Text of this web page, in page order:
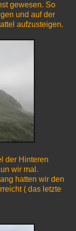
gewesen. So
und auf der
aufzusteigen.
der Hinteren
wir mal.
hatten wir den
( das letzte